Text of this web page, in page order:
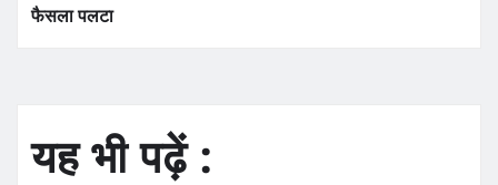
फैसला पलटा
यह भी पढ़ें :